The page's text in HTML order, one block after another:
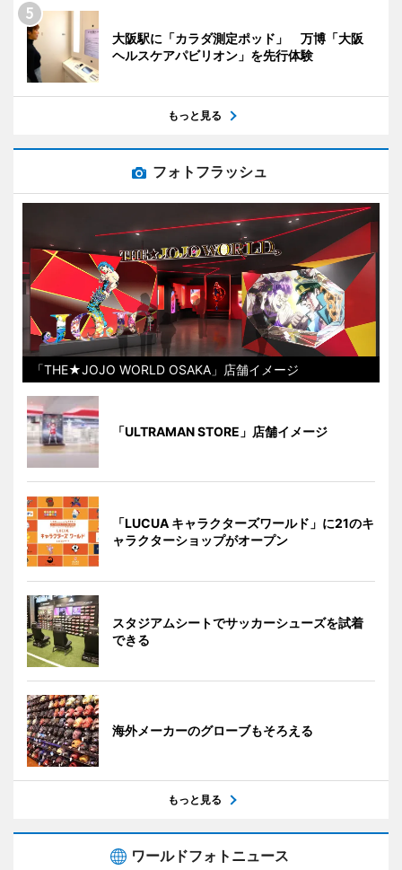
大阪駅に「カラダ測定ポッド」 万博「大阪
ヘルスケアパビリオン」を先行体験
もっと見る
フォトフラッシュ
「THE★JOJO WORLD OSAKA」店舗イメージ
「ULTRAMAN STORE」店舗イメージ
「LUCUA キャラクターズワールド」に21のキ
ャラクターショップがオープン
スタジアムシートでサッカーシューズを試着
できる
海外メーカーのグローブもそろえる
もっと見る
ワールドフォトニュース